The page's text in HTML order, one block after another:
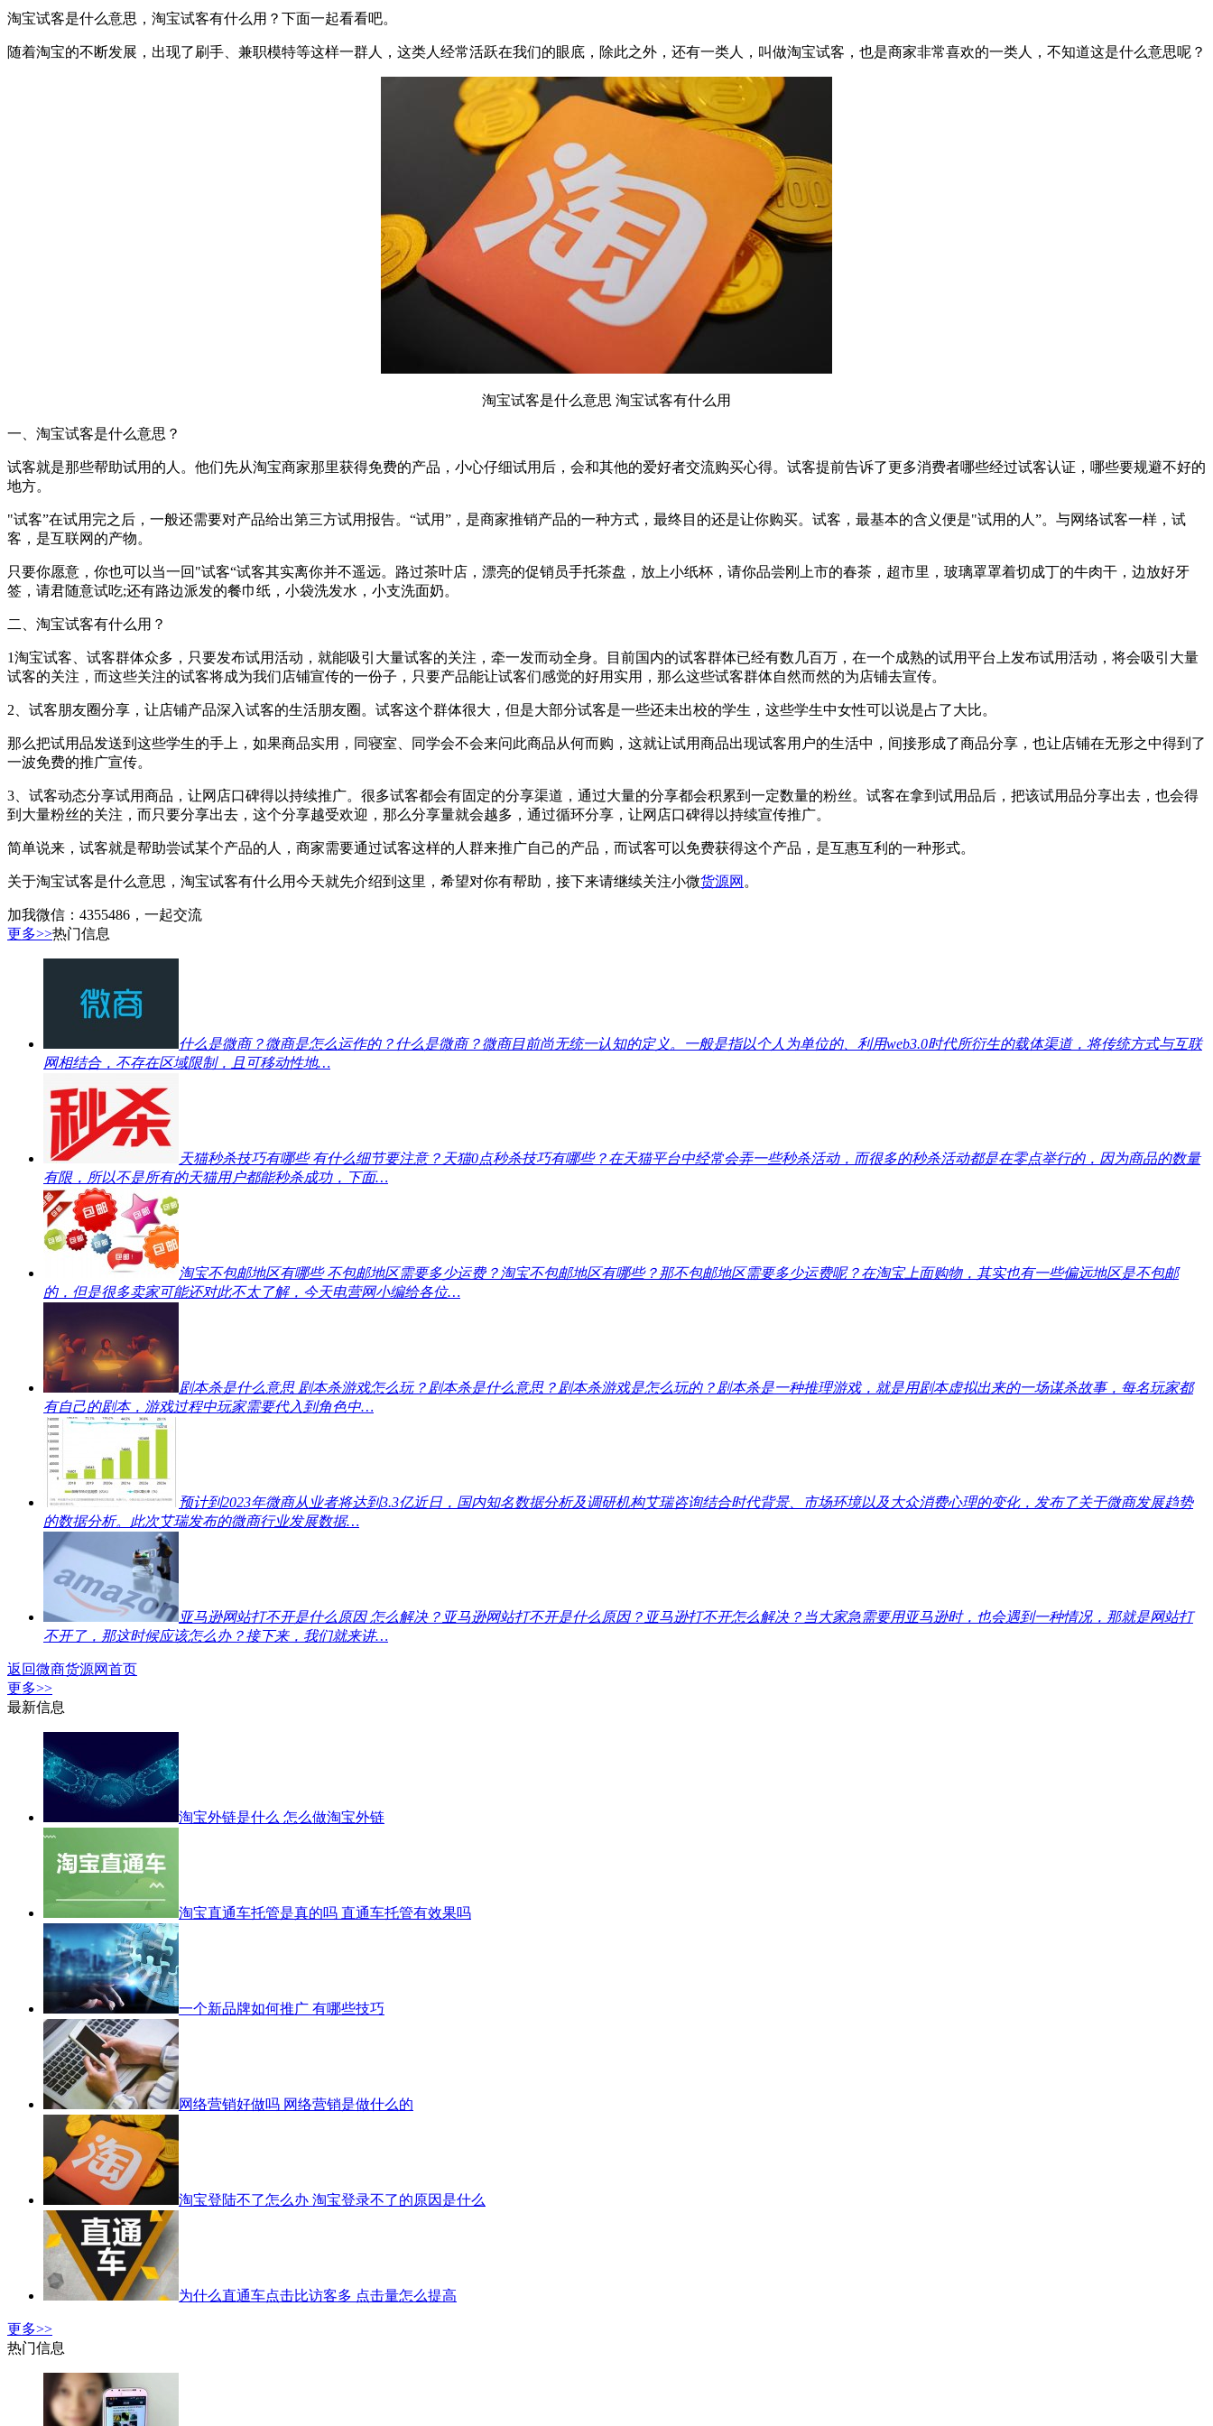
淘宝试客是什么意思，淘宝试客有什么用？下面一起看看吧。
随着淘宝的不断发展，出现了刷手、兼职模特等这样一群人，这类人经常活跃在我们的眼底，除此之外，还有一类人，叫做淘宝试客，也是商家非常喜欢的一类人，不知道这是什么意思呢？
淘宝试客是什么意思 淘宝试客有什么用
一、淘宝试客是什么意思？
试客就是那些帮助试用的人。他们先从淘宝商家那里获得免费的产品，小心仔细试用后，会和其他的爱好者交流购买心得。试客提前告诉了更多消费者哪些经过试客认证，哪些要规避不好的
地方。
"试客”在试用完之后，一般还需要对产品给出第三方试用报告。“试用”，是商家推销产品的一种方式，最终目的还是让你购买。试客，最基本的含义便是"试用的人”。与网络试客一样，试
客，是互联网的产物。
只要你愿意，你也可以当一回"试客“试客其实离你并不遥远。路过茶叶店，漂亮的促销员手托茶盘，放上小纸杯，请你品尝刚上市的春茶，超市里，玻璃罩罩着切成丁的牛肉干，边放好牙
签，请君随意试吃;还有路边派发的餐巾纸，小袋洗发水，小支洗面奶。
二、淘宝试客有什么用？
1淘宝试客、试客群体众多，只要发布试用活动，就能吸引大量试客的关注，牵一发而动全身。目前国内的试客群体已经有数几百万，在一个成熟的试用平台上发布试用活动，将会吸引大量
试客的关注，而这些关注的试客将成为我们店铺宣传的一份子，只要产品能让试客们感觉的好用实用，那么这些试客群体自然而然的为店铺去宣传。
2、试客朋友圈分享，让店铺产品深入试客的生活朋友圈。试客这个群体很大，但是大部分试客是一些还未出校的学生，这些学生中女性可以说是占了大比。
那么把试用品发送到这些学生的手上，如果商品实用，同寝室、同学会不会来问此商品从何而购，这就让试用商品出现试客用户的生活中，间接形成了商品分享，也让店铺在无形之中得到了
一波免费的推广宣传。
3、试客动态分享试用商品，让网店口碑得以持续推广。很多试客都会有固定的分享渠道，通过大量的分享都会积累到一定数量的粉丝。试客在拿到试用品后，把该试用品分享出去，也会得
到大量粉丝的关注，而只要分享出去，这个分享越受欢迎，那么分享量就会越多，通过循环分享，让网店口碑得以持续宣传推广。
简单说来，试客就是帮助尝试某个产品的人，商家需要通过试客这样的人群来推广自己的产品，而试客可以免费获得这个产品，是互惠互利的一种形式。
关于淘宝试客是什么意思，淘宝试客有什么用今天就先介绍到这里，希望对你有帮助，接下来请继续关注小微货源网 。
加我微信：4355486，一起交流
更多>>热门信息
什么是微商？微商是怎么运作的？什么是微商？微商目前尚无统一认知的定义。一般是指以个人为单位的、利用web3.0时代所衍生的载体渠道，将传统方式与互联
网相结合，不存在区域限制，且可移动性地…
天猫秒杀技巧有哪些 有什么细节要注意？ 天猫0点秒杀技巧有哪些？在天猫平台中经常会弄一些秒杀活动，而很多的秒杀活动都是在零点举行的，因为商品的数量
有限，所以不是所有的天猫用户都能秒杀成功，下面…
淘宝不包邮地区有哪些 不包邮地区需要多少运费？ 淘宝不包邮地区有哪些？那不包邮地区需要多少运费呢？在淘宝上面购物，其实也有一些偏远地区是不包邮
的，但是很多卖家可能还对此不太了解，今天电营网小编给各位…
剧本杀是什么意思 剧本杀游戏怎么玩？ 剧本杀是什么意思？剧本杀游戏是怎么玩的？剧本杀是一种推理游戏，就是用剧本虚拟出来的一场谋杀故事，每名玩家都
有自己的剧本，游戏过程中玩家需要代入到角色中…
预计到2023年微商从业者将达到3.3亿近日，国内知名数据分析及调研机构艾瑞咨询结合时代背景、市场环境以及大众消费心理的变化，发布了关于微商发展趋势
的数据分析。此次艾瑞发布的微商行业发展数据…
亚马逊网站打不开是什么原因 怎么解决？ 亚马逊网站打不开是什么原因？亚马逊打不开怎么解决？当大家急需要用亚马逊时，也会遇到一种情况，那就是网站打
不开了，那这时候应该怎么办？接下来，我们就来讲…
返回微商货源网首页
更多>>
最新信息
淘宝外链是什么 怎么做淘宝外链
淘宝直通车托管是真的吗 直通车托管有效果吗
一个新品牌如何推广 有哪些技巧
网络营销好做吗 网络营销是做什么的
淘宝登陆不了怎么办 淘宝登录不了的原因是什么
为什么直通车点击比访客多 点击量怎么提高
更多>>
热门信息